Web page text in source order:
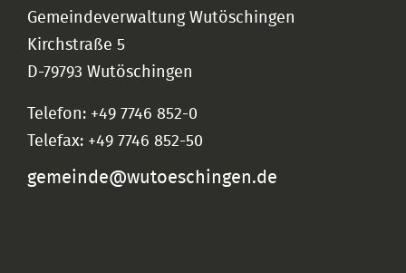
Gemeindeverwaltung Wutöschingen
Kirchstraße 5
D-79793 Wutöschingen
Telefon: +49 7746 852-0
Telefax: +49 7746 852-50
gemeinde@wutoeschingen.de